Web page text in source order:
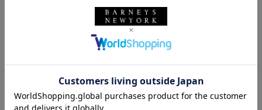
2WAYでご使用いただけショルダーチェーンがポイントです！！
ドレスとジャケットの大人カジュアルなスタイリングに合わせて
シンプルですが個性もあるバッグで＜メゾン マルジェラ＞らしい